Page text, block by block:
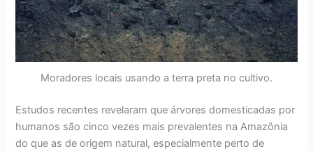
Moradores locais usando a terra preta no cultivo.
Estudos recentes revelaram que árvores domesticadas por
humanos são cinco vezes mais prevalentes na Amazônia
do que as de origem natural, especialmente perto de